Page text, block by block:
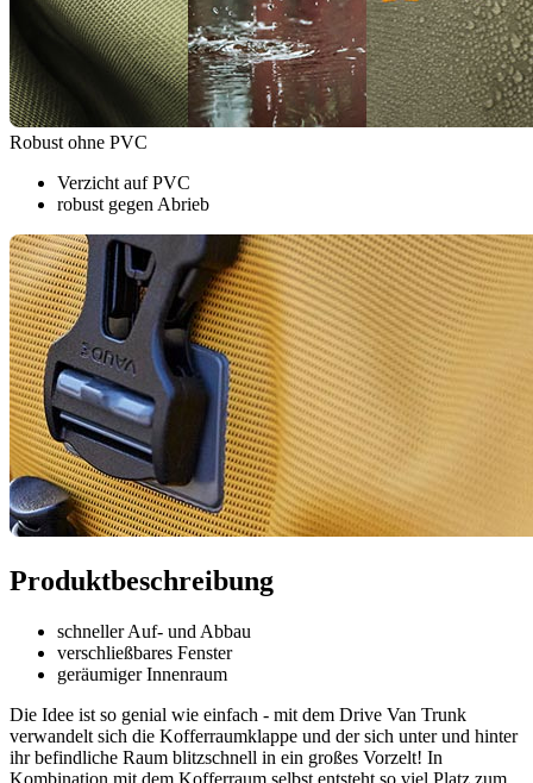
Robust ohne PVC
Verzicht auf PVC
robust gegen Abrieb
Produktbeschreibung
schneller Auf- und Abbau
verschließbares Fenster
geräumiger Innenraum
Die Idee ist so genial wie einfach - mit dem Drive Van Trunk
verwandelt sich die Kofferraumklappe und der sich unter und hinter
ihr befindliche Raum blitzschnell in ein großes Vorzelt! In